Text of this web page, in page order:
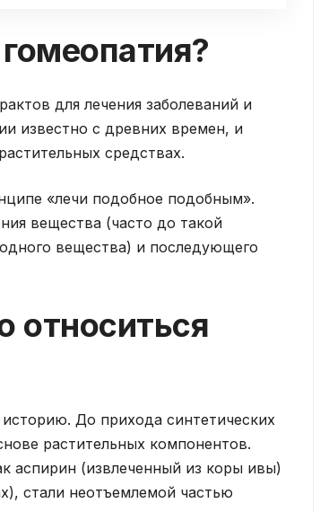
для лечения заболеваний и
известно с древних времен, и
средствах.
«лечи подобное подобным».
вещества (часто до такой
вещества) и последующего
относиться
До прихода синтетических
растительных компонентов.
аспирин (извлеченный из коры ивы)
стали неотъемлемой частью